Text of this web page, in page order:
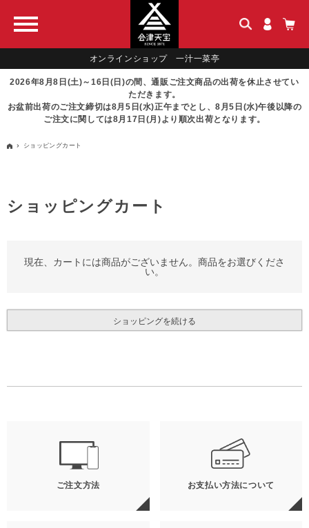
オンラインショップ 一汁一菜亭
2026年8月8日(土)～16日(日)の間、通販ご注文商品の出荷を休止させてい
ただきます。
お盆前出荷のご注文締切は8月5日(水)正午までとし、8月5日(水)午後以降の
ご注文に関しては8月17日(月)より順次出荷となります。
ショッピングカート
ショッピングカート
現在、カートには商品がございません。商品をお選びくださ
い。
ショッピングを続ける
ご注文方法 お支払い方法について